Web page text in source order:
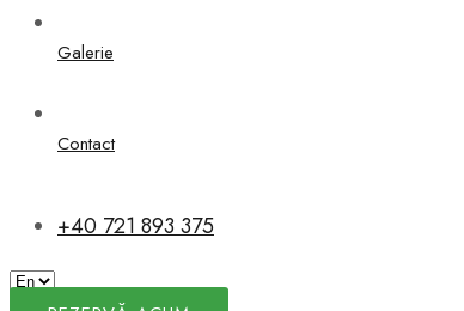
Galerie
Contact
+40 721 893 375